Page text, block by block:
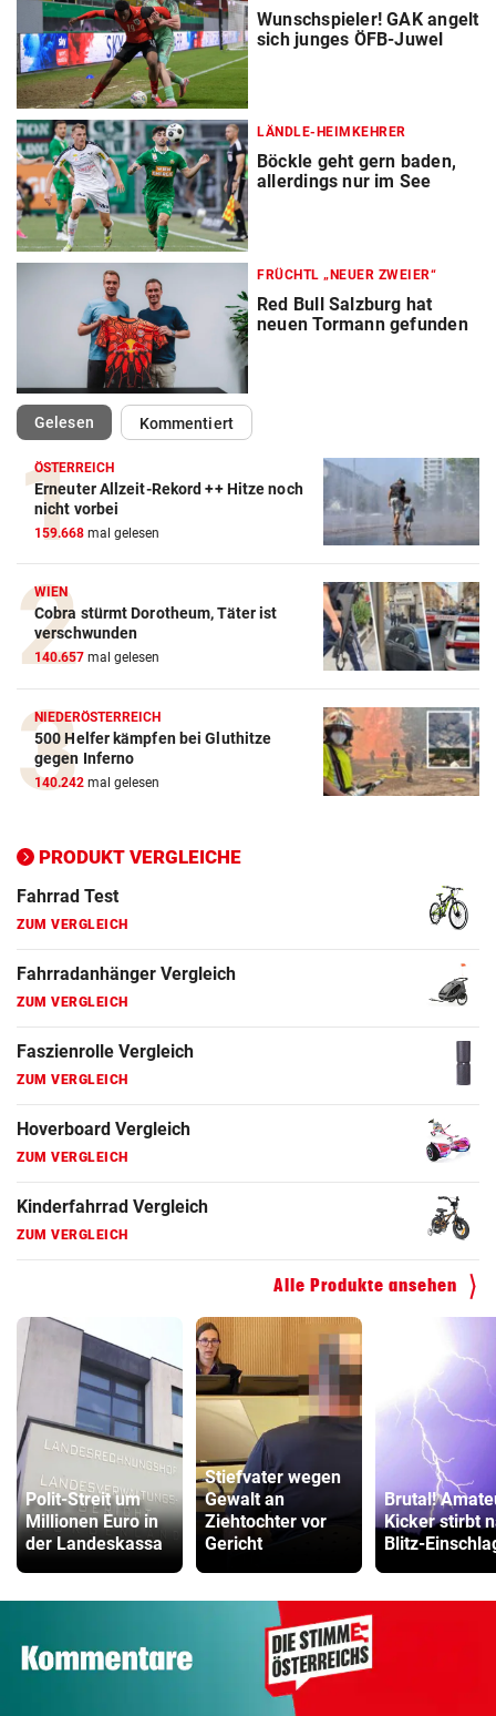
Wunschspieler! GAK angelt
sich junges ÖFB-Juwel
LÄNDLE-HEIMKEHRER
Böckle geht gern baden,
allerdings nur im See
FRÜCHTL „NEUER ZWEIER“
Red Bull Salzburg hat
neuen Tormann gefunden
Gelesen(ausgewählt)Kommentiert
ÖSTERREICH
Erneuter Allzeit-Rekord ++ Hitze noch
nicht vorbei
159.668 mal gelesen
WIEN
Cobra stürmt Dorotheum, Täter ist
verschwunden
140.657 mal gelesen
NIEDERÖSTERREICH
500 Helfer kämpfen bei Gluthitze
gegen Inferno
140.242 mal gelesen
PRODUKT VERGLEICHE
Action-Cam Vergleich
ZUM VERGLEICH
Crosstrainer Vergleich
ZUM VERGLEICH
E-Bike Vergleich
ZUM VERGLEICH
Elektro-Scooter Vergleich
ZUM VERGLEICH
ZUM VERGLEICH
Fahrrad Test
ZUM VERGLEICH
Fahrradanhänger Vergleich
ZUM VERGLEICH
Faszienrolle Vergleich
ZUM VERGLEICH
Hoverboard Vergleich
ZUM VERGLEICH
Kinderfahrrad Vergleich
ZUM VERGLEICH
Alle Produkte ansehen
Polit-Streit um
Millionen Euro in
der Landeskassa
Stiefvater wegen
Gewalt an
Ziehtochter vor
Gericht
Brutal!
Kicker stirbt
Blitz-